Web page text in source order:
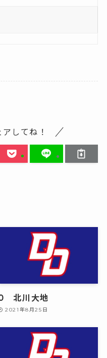
してね！
北川大地
2021年8月25日